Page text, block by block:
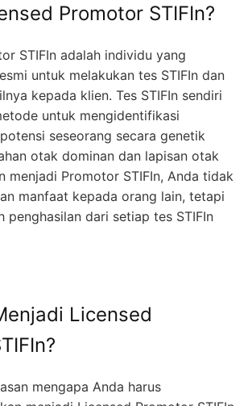
Promotor STIFIn?
STIFIn adalah individu yang
untuk melakukan tes STIFIn dan
kepada klien. Tes STIFIn sendiri
untuk mengidentifikasi
seseorang secara genetik
otak dominan dan lapisan otak
menjadi Promotor STIFIn, Anda tidak
manfaat kepada orang lain, tetapi
penghasilan dari setiap tes STIFIn
Licensed
mengapa Anda harus